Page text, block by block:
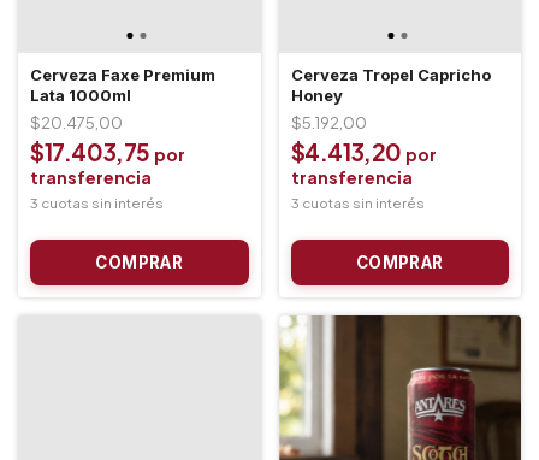
Cerveza Faxe Premium
Lata 1000ml
$20.475,00
$17.403,75
Cerveza Tropel Capricho
Honey
$5.192,00
$4.413,20